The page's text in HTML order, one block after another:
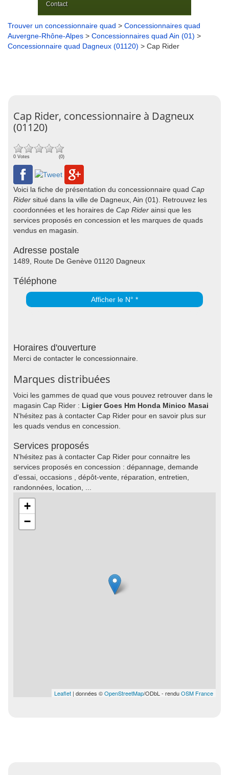
Contact
Trouver un concessionnaire quad > Concessionnaires quad
Auvergne-Rhône-Alpes > Concessionnaires quad Ain (01) >
Concessionnaire quad Dagneux (01120) > Cap Rider
Cap Rider, concessionnaire à Dagneux
(01120)
0 Votes (0)
Voici la fiche de présentation du concessionnaire quad Cap
Rider situé dans la ville de Dagneux, Ain (01). Retrouvez les
coordonnées et les horaires de Cap Rider ainsi que les
services proposés en concession et les marques de quads
vendus en magasin.
Adresse postale
1489, Route De Genève 01120 Dagneux
Téléphone
Afficher le N° *
Horaires d'ouverture
Merci de contacter le concessionnaire.
Marques distribuées
Voici les gammes de quad que vous pouvez retrouver dans le
magasin Cap Rider : Ligier Goes Hm Honda Minico Masai
N'hésitez pas à contacter Cap Rider pour en savoir plus sur
les quads vendus en concession.
Services proposés
N'hésitez pas à contacter Cap Rider pour connaitre les
services proposés en concession : dépannage, demande
d'essai, occasions , dépôt-vente, réparation, entretien,
randonnées, location, ...
+
−
Leaflet | données ©OpenStreetMap/ODbL - renduOSM France